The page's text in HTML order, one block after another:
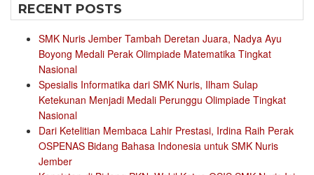
RECENT POSTS
SMK Nuris Jember Tambah Deretan Juara, Nadya Ayu
Boyong Medali Perak Olimpiade Matematika Tingkat
Nasional
Spesialis Informatika dari SMK Nuris, Ilham Sulap
Ketekunan Menjadi Medali Perunggu Olimpiade Tingkat
Nasional
Dari Ketelitian Membaca Lahir Prestasi, Irdina Raih Perak
OSPENAS Bidang Bahasa Indonesia untuk SMK Nuris
Jember